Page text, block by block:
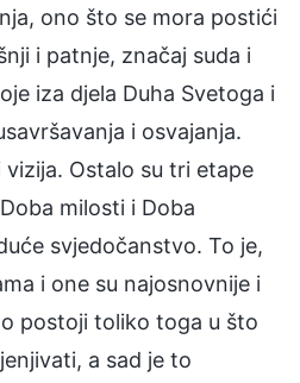
ono što se mora postići
i patnje, značaj suda i
iza djela Duha Svetoga i
i osvajanja.
Ostalo su tri etape
milosti i Doba
svjedočanstvo. To je,
i one su najosnovnije i
postoji toliko toga u što
a sad je to